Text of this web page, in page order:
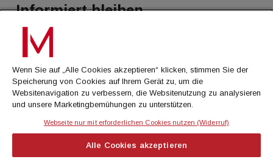
Informiert bleiben.
Treffen Sie eine Selektion unserer Newsletter zu buildingTIMES,
immoflash, Immobilien Magazin, immo7news, immojobs, immotermin
oder dem Morgenjournal
Jetzt anmelden
Wenn Sie auf „Alle Cookies akzeptieren“ klicken, stimmen Sie der
Speicherung von Cookies auf Ihrem Gerät zu, um die
Websitenavigation zu verbessern, die Websitenutzung zu analysieren
und unsere Marketingbemühungen zu unterstützen.
Webseite nur mit erforderlichen Cookies nutzen (Widerruf)
Alle Cookies akzeptieren